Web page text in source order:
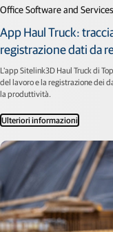
Office Software and Services
App Haul Truck:
registrazione dati da
L'app Sitelink3D Haul Truck di
del lavoro e la registrazione dei
la produttività.
Ulteriori informazioni